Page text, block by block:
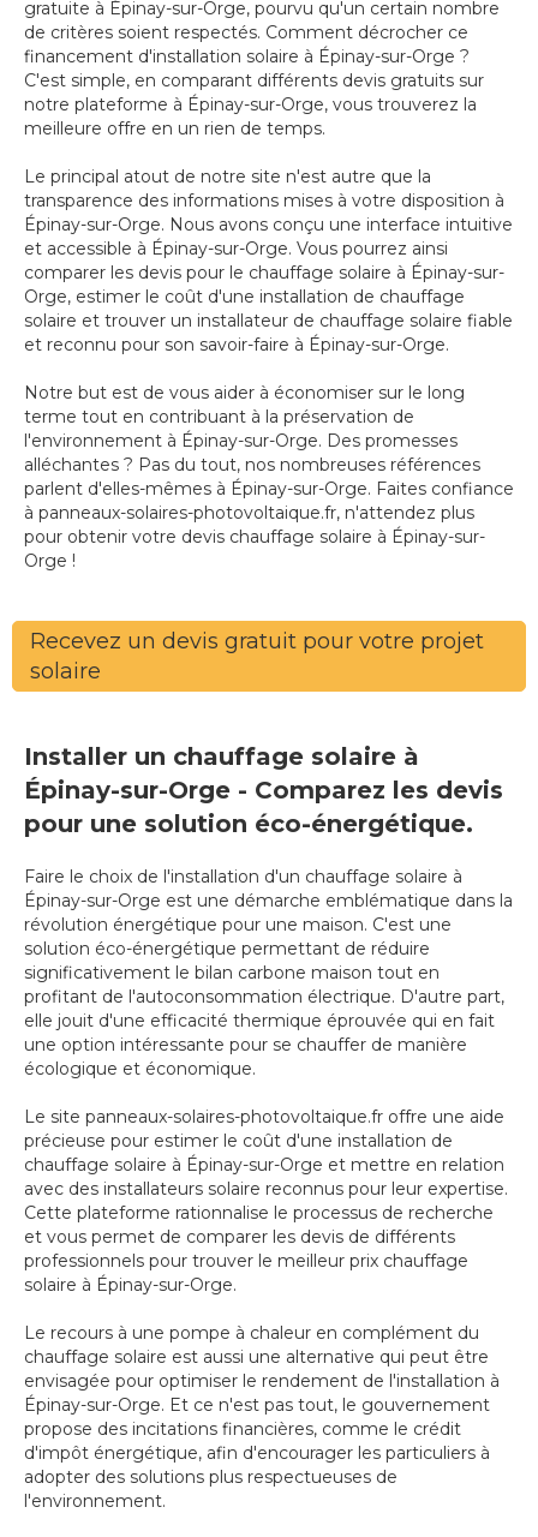
gratuite à Épinay-sur-Orge, pourvu qu'un certain nombre
de critères soient respectés. Comment décrocher ce
financement d'installation solaire à Épinay-sur-Orge ?
C'est simple, en comparant différents devis gratuits sur
notre plateforme à Épinay-sur-Orge, vous trouverez la
meilleure offre en un rien de temps.
Le principal atout de notre site n'est autre que la
transparence des informations mises à votre disposition à
Épinay-sur-Orge. Nous avons conçu une interface intuitive
et accessible à Épinay-sur-Orge. Vous pourrez ainsi
comparer les devis pour le chauffage solaire à Épinay-sur-
Orge, estimer le coût d'une installation de chauffage
solaire et trouver un installateur de chauffage solaire fiable
et reconnu pour son savoir-faire à Épinay-sur-Orge.
Notre but est de vous aider à économiser sur le long
terme tout en contribuant à la préservation de
l'environnement à Épinay-sur-Orge. Des promesses
alléchantes ? Pas du tout, nos nombreuses références
parlent d'elles-mêmes à Épinay-sur-Orge. Faites confiance
à panneaux-solaires-photovoltaique.fr, n'attendez plus
pour obtenir votre devis chauffage solaire à Épinay-sur-
Orge !
Recevez un devis gratuit pour votre projet
solaire
Installer un chauffage solaire à
Épinay-sur-Orge - Comparez les devis
pour une solution éco-énergétique.
Faire le choix de l'installation d'un chauffage solaire à
Épinay-sur-Orge est une démarche emblématique dans la
révolution énergétique pour une maison. C'est une
solution éco-énergétique permettant de réduire
significativement le bilan carbone maison tout en
profitant de l'autoconsommation électrique. D'autre part,
elle jouit d'une efficacité thermique éprouvée qui en fait
une option intéressante pour se chauffer de manière
écologique et économique.
Le site panneaux-solaires-photovoltaique.fr offre une aide
précieuse pour estimer le coût d'une installation de
chauffage solaire à Épinay-sur-Orge et mettre en relation
avec des installateurs solaire reconnus pour leur expertise.
Cette plateforme rationnalise le processus de recherche
et vous permet de comparer les devis de différents
professionnels pour trouver le meilleur prix chauffage
solaire à Épinay-sur-Orge.
Le recours à une pompe à chaleur en complément du
chauffage solaire est aussi une alternative qui peut être
envisagée pour optimiser le rendement de l'installation à
Épinay-sur-Orge. Et ce n'est pas tout, le gouvernement
propose des incitations financières, comme le crédit
d'impôt énergétique, afin d'encourager les particuliers à
adopter des solutions plus respectueuses de
l'environnement.